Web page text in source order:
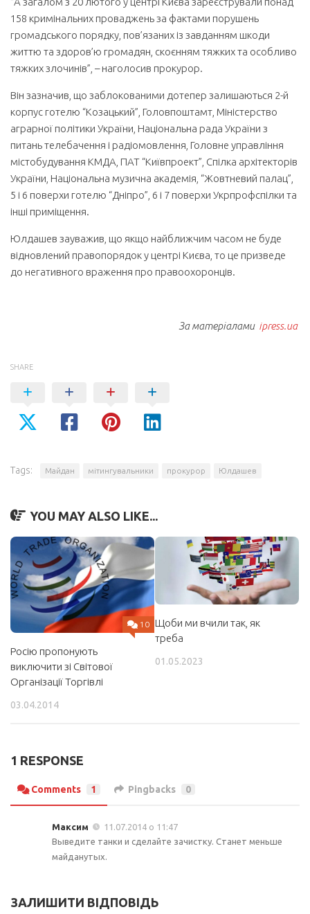
158 кримінальних проваджень за фактами порушень
громадського порядку, пов’язаних із завданням шкоди
життю та здоров’ю громадян, скоєнням тяжких та особливо
тяжких злочинів”, – наголосив прокурор.
Він зазначив, що заблокованими дотепер залишаються 2-й
корпус готелю “Козацький”, Головпоштамт, Міністерство
аграрної політики України, Національна рада України з
питань телебачення і радіомовлення, Головне управління
містобудування КМДА, ПАТ “Київпроект”, Спілка архітекторів
України, Національна музична академія, “Жовтневий палац”,
5 і 6 поверхи готелю “Дніпро”, 6 і 7 поверхи Укрпрофспілки та
інші приміщення.
Юлдашев зауважив, що якщо найближчим часом не буде
відновлений правопорядок у центрі Києва, то це призведе
до негативного враження про правоохоронців.
За матеріалами ipress.ua
SHARE
Tags: Майдан мітингувальники прокурор Юлдашев
YOU MAY ALSO LIKE...
10
Росію пропонують
виключити зі Світової
Організації Торгівлі
03.04.2014
Щоби ми вчили так, як
треба
01.05.2023
1 RESPONSE
Comments 1 Pingbacks 0
Максим
11.07.2014 о 11:47
Выведите танки и сделайте зачистку. Станет меньше
майданутых.
ЗАЛИШИТИ ВІДПОВІДЬ